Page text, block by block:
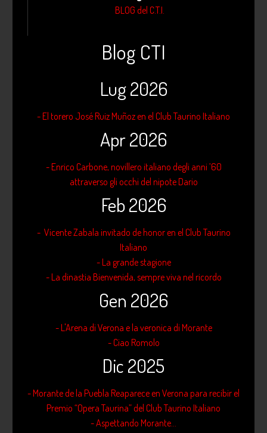
BLOG del C.T.I.
Blog CTI
Lug 2026
- El torero José Ruiz Muñoz en el Club Taurino Italiano
Apr 2026
- Enrico Carbone, novillero italiano degli anni ’60
attraverso gli occhi del nipote Dario
Feb 2026
- Vicente Zabala invitado de honor en el Club Taurino
Italiano
- La grande stagione
- La dinastia Bienvenida, sempre viva nel ricordo
Gen 2026
- L'Arena di Verona e la veronica di Morante
- Ciao Romolo
Dic 2025
- Morante de la Puebla Reaparece en Verona para recibir el
Premio “Opera Taurina” del Club Taurino Italiano
- Aspettando Morante...